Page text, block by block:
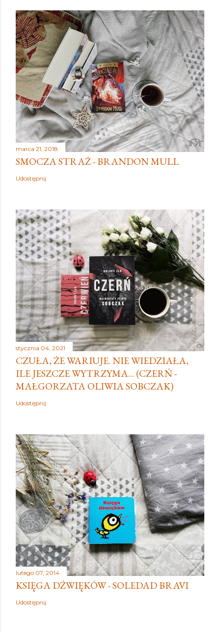
marca 21, 2018
SMOCZA STRAŻ - BRANDON MULL
Udostępnij
stycznia 04, 2021
CZUŁA, ŻE WARIUJE. NIE WIEDZIAŁA,
ILE JESZCZE WYTRZYMA... (CZERŃ -
MAŁGORZATA OLIWIA SOBCZAK)
Udostępnij
lutego 07, 2014
KSIĘGA DŹWIĘKÓW - SOLEDAD BRAVI
Udostępnij